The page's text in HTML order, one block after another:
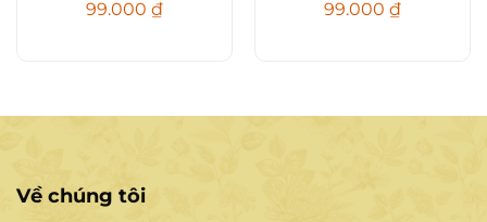
99.000 ₫ 99.000 ₫
Về chúng tôi